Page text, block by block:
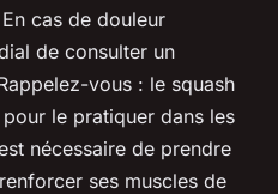
cas de douleur
de consulter un
vous : le squash
le pratiquer dans les
nécessaire de prendre
ses muscles de